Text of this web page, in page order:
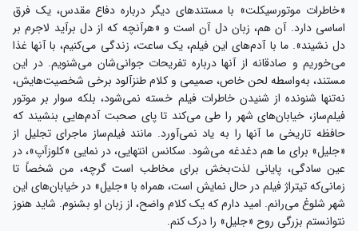
«خاطرات موتورسیکلت» با مستندهای دیگر درباره دفاع مقدس، یک فرق
اساسی دارد. آن هم، زبان دل آن است و «هرآنچه که از دل برآید لاجرم بر
دل نشیند». ما با آدم‌های این فیلم، یک ساعت، زندگی می‌کنیم، با آنها غذا
می‌خوریم و صادقانه از آنها درباره تفریحات جوانی‌شان می‌شنویم. در این
مستند، به‌واسطه لحن خاص، صمیمی و کلام طنزآلود برخی شخصیت‌هایش،
نه‌تنها شنونده از شنیدن خاطرات فیلم خسته نمی‌شود، بلکه سوار بر موتور
فیلم‌ساز، خیابان‌های شهر را طی می‌کند تا پای صحبت آدم‌هایی بنشیند که
حافظه تاریخی ما آنها را به یاد نمی‌آورد. مانند فیلم‌ساز ماجرای تجلیل از
«جلیل» برای ما هم دغدغه می‌شود. سکانس انتهایی، در نمایی «کلوزآپ»، در
عین سادگی، پایانی لذت‌بخش برای مخاطب است گرچه، من شخصاً تا
زمانی‌که تیتراژ فیلم در حال نمایش است، همراه با «جلیل» در خیابان‌های این
شهر شلوغ می‌رانم. امید دارم که یک کلام واضح، از زبان او بشنوم. شاید هنوز
نتوانستم بزرگی روح «جلیل» را درک کنم.